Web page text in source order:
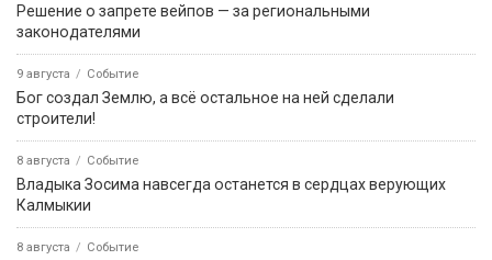
Решение о запрете вейпов — за региональными
законодателями
9 августа Событие
Бог создал Землю, а всё остальное на ней сделали
строители!
8 августа Событие
Владыка Зосима навсегда останется в сердцах верующих
Калмыкии
8 августа Событие